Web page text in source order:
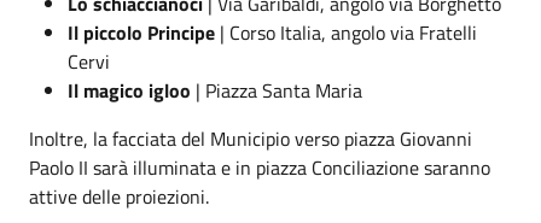
Il piccolo Principe | Corso Italia, angolo via Fratelli
Cervi
Il magico igloo | Piazza Santa Maria
Inoltre, la facciata del Municipio verso piazza Giovanni
Paolo II sarà illuminata e in piazza Conciliazione saranno
attive delle proiezioni.